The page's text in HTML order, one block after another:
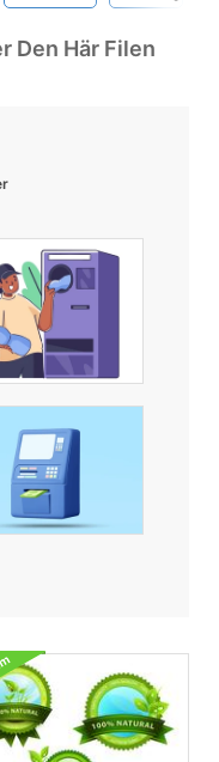
Den Här Filen